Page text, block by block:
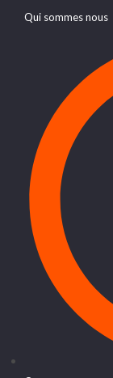
Qui sommes nous